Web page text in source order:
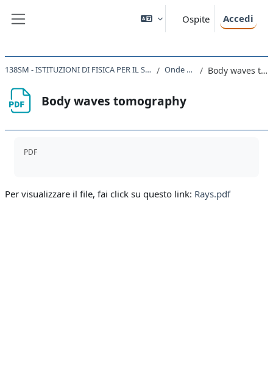
Ospite Accedi
138SM - ISTITUZIONI DI FISICA PER IL SISTEMA TERRA 2019/2020 Onde sismiche Body waves tomography
Body waves tomography
PDF
Per visualizzare il file, fai click su questo link: Rays.pdf